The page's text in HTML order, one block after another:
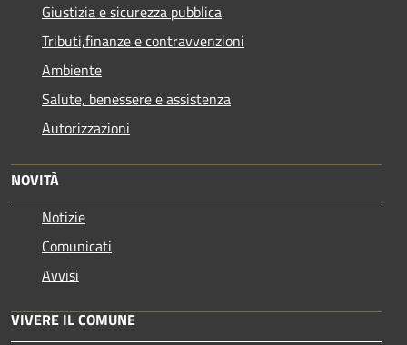
Giustizia e sicurezza pubblica
Tributi,finanze e contravvenzioni
Ambiente
Salute, benessere e assistenza
Autorizzazioni
NOVITÀ
Notizie
Comunicati
Avvisi
VIVERE IL COMUNE